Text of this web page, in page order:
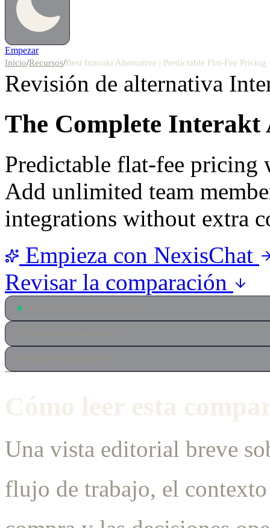
Empezar
Inicio/Recursos/Best Interakt Alternative | Predictable Flat-Fee Pricing
Revisión de alternativa
The Complete Interakt
Predictable flat-fee pricing
Add unlimited team
integrations without extra
Empieza con NexisChat
Revisar la comparación
Cómo leer esta
Una vista editorial breve
flujo de trabajo, el